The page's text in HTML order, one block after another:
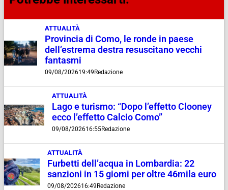
ATTUALITÀ
Provincia di Como, le ronde in paese
dell’estrema destra resuscitano vecchi
fantasmi
09/08/202619:49 Redazione
ATTUALITÀ
Lago e turismo: “Dopo l’effetto Clooney
ecco l’effetto Calcio Como”
09/08/202616:55Redazione
ATTUALITÀ
Furbetti dell’acqua in Lombardia: 22
sanzioni in 15 giorni per oltre 46mila euro
09/08/202616:49 Redazione